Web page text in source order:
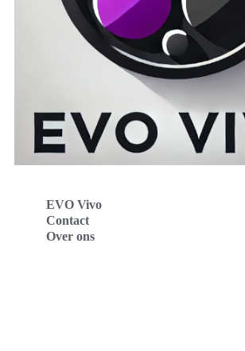
EVO Vivo
Contact
Over ons